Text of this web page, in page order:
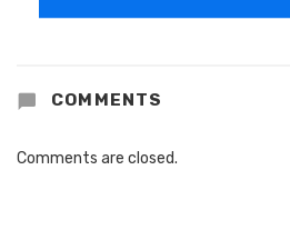
COMMENTS
Comments are closed.